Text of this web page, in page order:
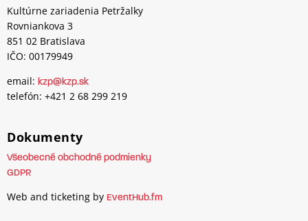
Kultúrne zariadenia Petržalky
Rovniankova 3
851 02 Bratislava
IČO: 00179949
email: kzp@kzp.sk
telefón: +421 2 68 299 219
Dokumenty
Všeobecné obchodné podmienky
GDPR
Web and ticketing by EventHub.fm